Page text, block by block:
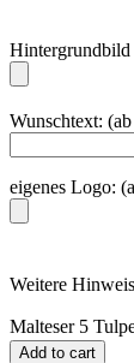
Hintergrundbild
Wunschtext:
eigenes Logo:
Weitere
Malteser 5
Add to cart